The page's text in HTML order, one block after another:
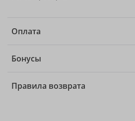
Оплата
Бонусы
Правила возврата